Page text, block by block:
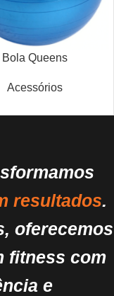
Bola Queens
Acessórios
resultados.
oferecemos
fitness com
e